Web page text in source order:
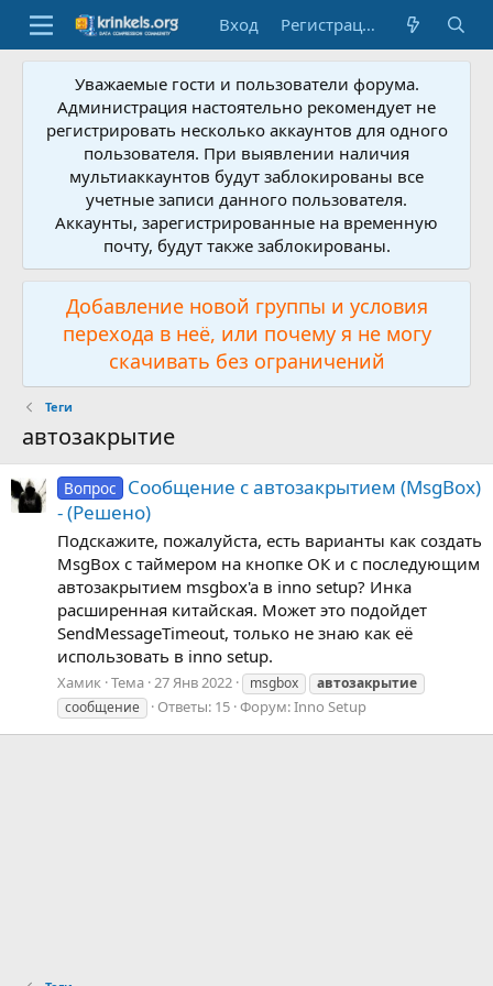
Вход Регистрация
Уважаемые гости и пользователи форума.
Администрация настоятельно рекомендует не
регистрировать несколько аккаунтов для одного
пользователя. При выявлении наличия
мультиаккаунтов будут заблокированы все
учетные записи данного пользователя.
Аккаунты, зарегистрированные на временную
почту, будут также заблокированы.
Добавление новой группы и условия
перехода в неё, или почему я не могу
скачивать без ограничений
Теги
автозакрытие
Вопрос
Сообщение с автозакрытием (MsgBox)
- (Решено)
Подскажите, пожалуйста, есть варианты как создать
MsgBox с таймером на кнопке ОК и c последующим
автозакрытием msgbox'a в inno setup? Инка
расширенная китайская. Может это подойдет
SendMessageTimeout, только не знаю как её
использовать в inno setup.
Хамик Тема 27 Янв 2022 msgbox
автозакрытие
сообщение
Ответы: 15 Форум:Inno Setup